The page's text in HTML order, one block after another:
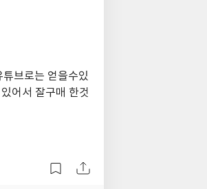
브로는 얻을수있
어서 잘구매 한것